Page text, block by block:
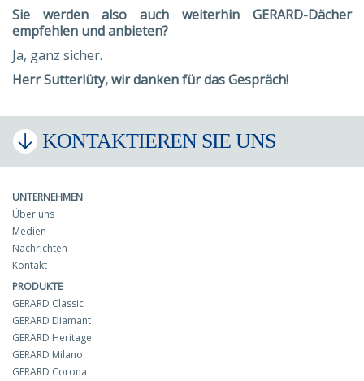
Sie werden also auch weiterhin GERARD-Dächer
empfehlen und anbieten?
Ja, ganz sicher.
Herr Sutterlüty, wir danken für das Gespräch!
KONTAKTIEREN SIE UNS
UNTERNEHMEN
Über uns
Medien
Nachrichten
Kontakt
PRODUKTE
GERARD Classic
GERARD Diamant
GERARD Heritage
GERARD Milano
GERARD Corona